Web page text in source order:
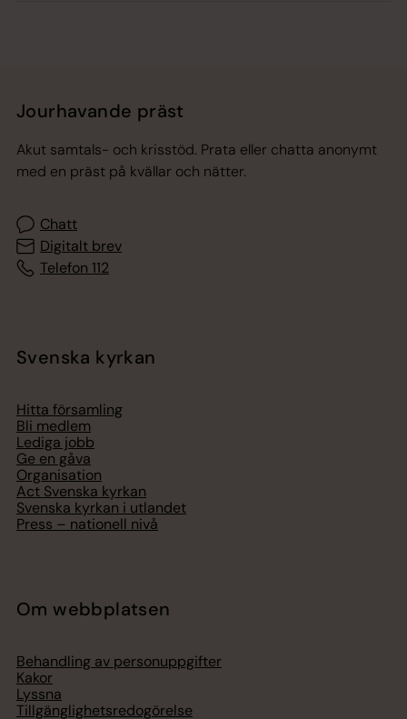
Jourhavande präst
Akut samtals- och krisstöd. Prata eller chatta anonymt
med en präst på kvällar och nätter.
Chatt
Digitalt brev
Telefon 112
Svenska kyrkan
Hitta församling
Bli medlem
Lediga jobb
Ge en gåva
Organisation
Act Svenska kyrkan
Svenska kyrkan i utlandet
Press – nationell nivå
Om webbplatsen
Behandling av personuppgifter
Kakor
Lyssna
Tillgänglighetsredogörelse